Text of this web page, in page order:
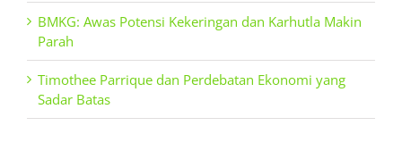
BMKG: Awas Potensi Kekeringan dan Karhutla Makin
Parah
Timothee Parrique dan Perdebatan Ekonomi yang
Sadar Batas